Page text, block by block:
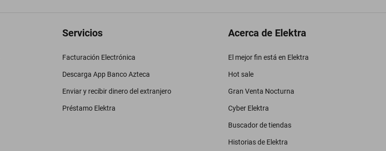
Servicios
Facturación Electrónica
Descarga App Banco Azteca
Enviar y recibir dinero del extranjero
Préstamo Elektra
Acerca de Elektra
El mejor fin está en Elektra
Hot sale
Gran Venta Nocturna
Cyber Elektra
Buscador de tiendas
Historias de Elektra